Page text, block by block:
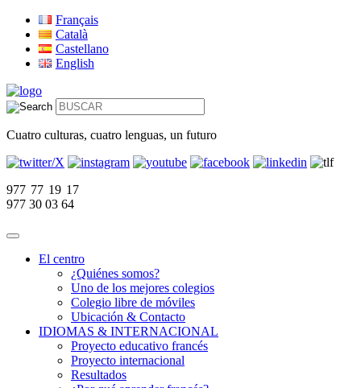
Français
Català
Castellano
English
Cuatro culturas, cuatro lenguas, un futuro
977 77 19 17
977 30 03 64
El centro
¿Quiénes somos?
Uno de los mejores colegios
Colegio libre de móviles
Ubicación & Contacto
IDIOMAS & INTERNACIONAL
Proyecto educativo francés
Proyecto internacional
Resultados